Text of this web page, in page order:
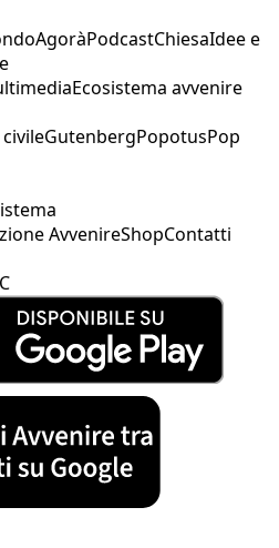
AgoràPodcastChiesaIdee e
Ecosistema avvenire
GutenbergPopotusPop
AvvenireShopContatti